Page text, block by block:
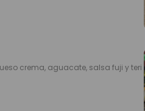
crema, aguacate, salsa fuji y teri